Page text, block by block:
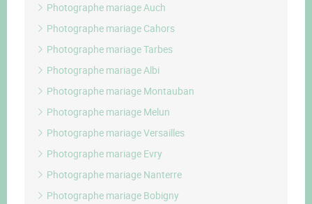
Photographe mariage Auch
Photographe mariage Cahors
Photographe mariage Tarbes
Photographe mariage Albi
Photographe mariage Montauban
Photographe mariage Melun
Photographe mariage Versailles
Photographe mariage Evry
Photographe mariage Nanterre
Photographe mariage Bobigny